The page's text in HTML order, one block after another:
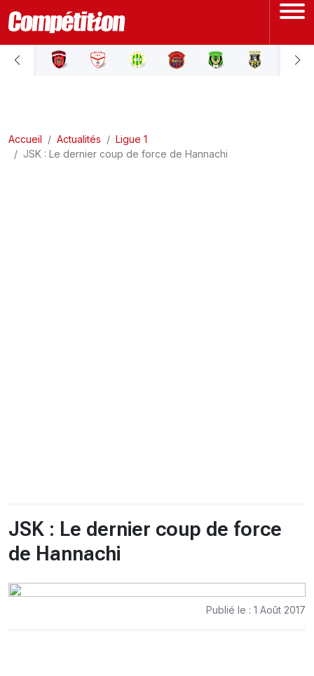
ACCUEIL
LIGUE 2
Accueil Actualités
Ligue 1
JSK : Le dernier coup de force de Hannachi
JSK : Le dernier coup de force
de Hannachi
Publié le : 1 Août 2017